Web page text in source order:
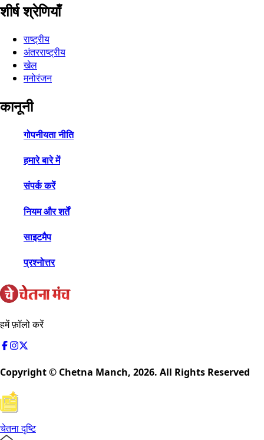
शीर्ष श्रेणियाँ
राष्ट्रीय
अंतरराष्ट्रीय
खेल
मनोरंजन
कानूनी
गोपनीयता नीति
हमारे बारे में
संपर्क करें
नियम और शर्तें
साइटमैप
प्रश्नोत्तर
हमें फ़ॉलो करें
Copyright © Chetna Manch, 2026. All Rights Reserved
चेतना दृष्टि